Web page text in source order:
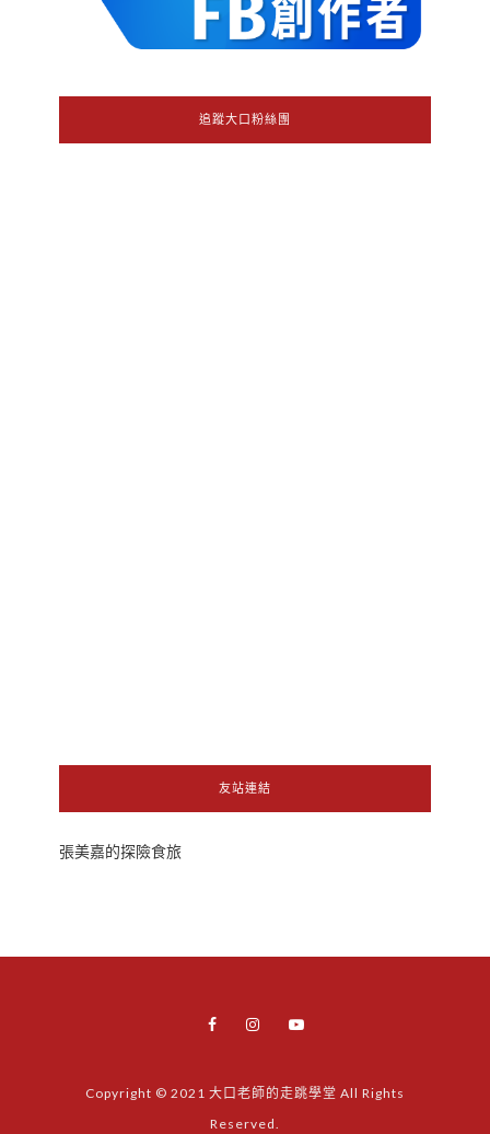
追蹤大口粉絲團
友站連結
張美嘉的探險食旅
Copyright © 2021 大口老師的走跳學堂 All Rights
Reserved.